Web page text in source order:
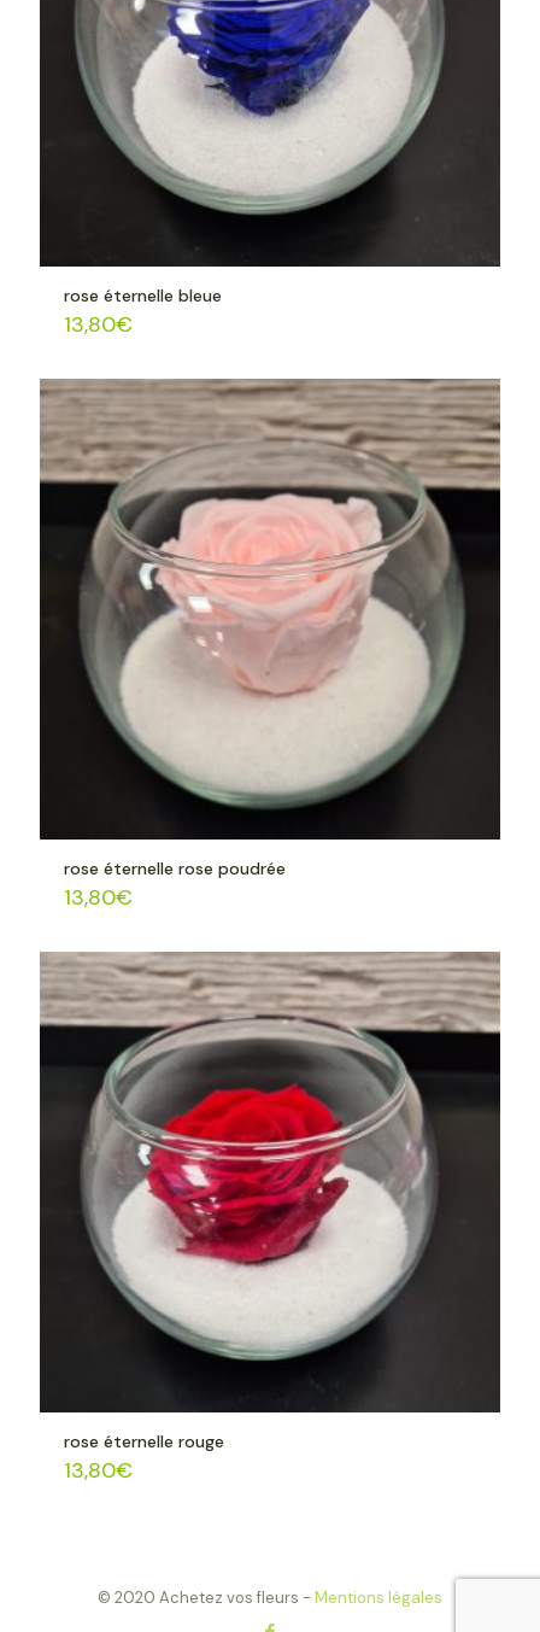
rose éternelle bleue
13,80€
rose éternelle rose poudrée
13,80€
rose éternelle rouge
13,80€
© 2020 Achetez vos fleurs - Mentions légales